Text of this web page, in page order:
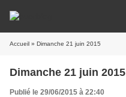
Accueil » Dimanche 21 juin 2015
Dimanche 21 juin 2015
Publié le 29/06/2015 à 22:40